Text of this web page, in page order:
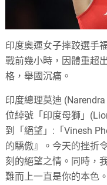
印度奧運女子摔跤選手
戰前幾小時，因體重超
格，舉國沉痛。
印度總理莫迪
位綽號「印度母獅」
到「絕望」:「Vinesh
的驕傲』。今天的挫折
刻的絕望之情。同時，
難而上一直是你的本色